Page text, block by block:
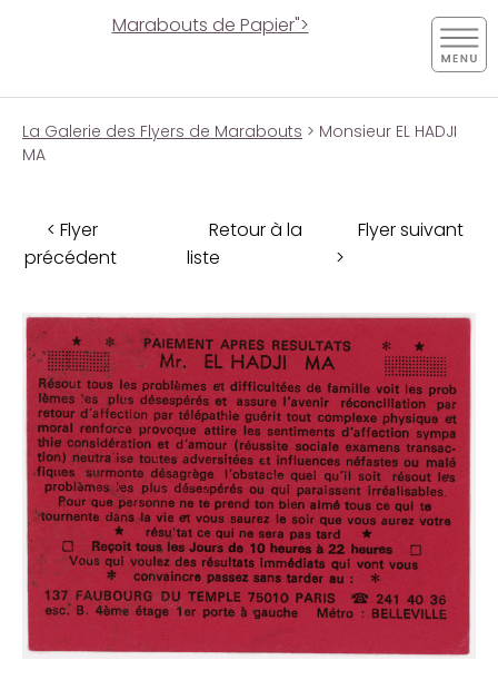
Marabouts de Papier">
La Galerie des Flyers de Marabouts > Monsieur EL HADJI
MA
< Flyer
précédent
Retour à la
liste
Flyer suivant
>